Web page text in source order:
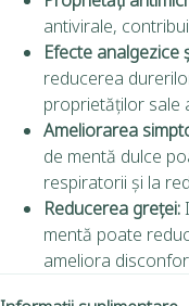
antivirale,
Efecte analgezice
reducerea
proprietăților sale
Ameliorarea
de mentă dulce
respiratorii și la
Reducerea greței:
mentă poate
ameliora